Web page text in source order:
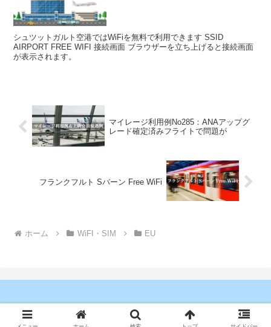
シュツットガルト空港ではWiFiを無料で利用できます SSID
AIRPORT FREE WIFI 接続画面 ブラウザーを立ち上げると接続画面
が表示されます。
マイレージ利用例No285：ANAアップグ
レード確定済みフライトで問題が
フランクフルト Sバーン Free WiFi
ホーム WiFI・SIM EU
Copyright © 2023 マイラーな日々 All Rights Reserved.